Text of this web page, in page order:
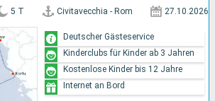
5 T Civitavecchia - Rom 27.10.2026
Deutscher Gästeservice
Kinderclubs für Kinder ab 3 Jahren
Kostenlose Kinder bis 12 Jahre
Internet an Bord